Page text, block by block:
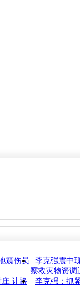
震伤员
李克强震中
察救灾物资调
让路
李克强：抓